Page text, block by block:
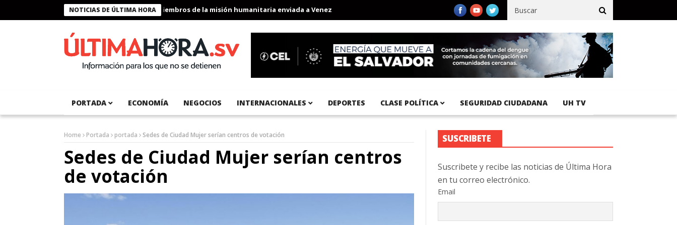
NOTICIAS DE ÚLTIMA HORA
Presidente Bukele condecora a miembros de la misión humanitaria enviada a Venezuela Aeropuerto Internacional del Pacífico registra 92 % de avance en obras de terracería
PORTADA ECONOMÍA NEGOCIOS INTERNACIONALES DEPORTES CLASE POLÍTICA SEGURIDAD CIUDADANA UH TV
Home Portada portada Sedes de Ciudad Mujer serían centros de votación
Sedes de Ciudad Mujer serían centros
de votación
SUSCRIBETE
Suscribete y recibe las noticias de Última Hora
en tu correo electrónico.
Email